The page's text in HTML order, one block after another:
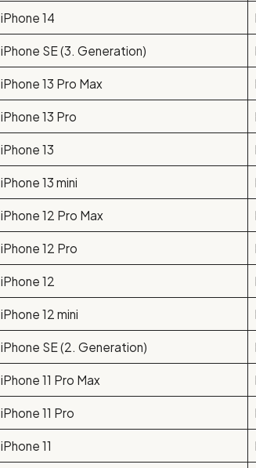
iPhone 14
iPhone SE (3. Generation)
iPhone 13 Pro Max
iPhone 13 Pro
iPhone 13
iPhone 13 mini
iPhone 12 Pro Max
iPhone 12 Pro
iPhone 12
iPhone 12 mini
iPhone SE (2. Generation)
iPhone 11 Pro Max
iPhone 11 Pro
iPhone 11